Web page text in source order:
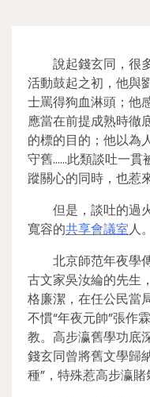
說起錢玄同，很
活動鼓起之初，他與
士罵得狗血淋頭；他
應當在前提成熟時徹
的標的目的；他以為
守舊……此類談吐一貫
蹤關心的同時，也惹
但是，談吐的過
寬容的共享會議室人。
北京師范年夜學
古文家吳汝綸的先
格廉潔，在任公民當
不慣“年夜元帥”張作
教。高步瀛舊學功底
錢玄同曾將舊文學歸
種”，特殊惹高步瀛賭